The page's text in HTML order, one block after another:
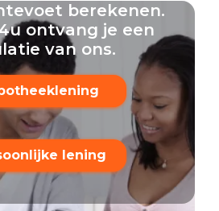
berekenen.
ontvang je een
van ons.
lening